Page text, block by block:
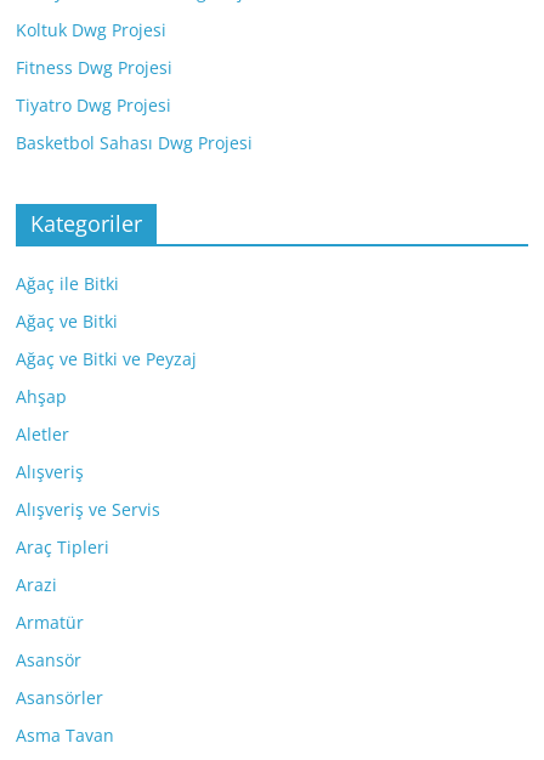
Koltuk Dwg Projesi
Fitness Dwg Projesi
Tiyatro Dwg Projesi
Basketbol Sahası Dwg Projesi
Kategoriler
Ağaç ile Bitki
Ağaç ve Bitki
Ağaç ve Bitki ve Peyzaj
Ahşap
Aletler
Alışveriş
Alışveriş ve Servis
Araç Tipleri
Arazi
Armatür
Asansör
Asansörler
Asma Tavan